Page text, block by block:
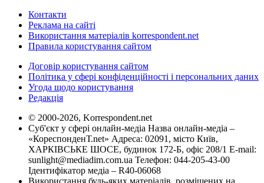
Контакти
Реклама на сайті
Використання матеріалів korrespondent.net
Правила користування сайтом
Договір користування сайтом
Політика у сфері конфіденційності і персональних даних
Угода щодо користування
Редакція
© 2000-2026, Korrespondent.net
Суб'єкт у сфері онлайн-медіа Назва онлайн-медіа –
«КореспонденТ.net» Адреса: 02091, місто Київ,
ХАРКІВСЬКЕ ШОСЕ, будинок 172-Б, офіс 208/1 E-mail:
sunlight@mediadim.com.ua Телефон: 044-205-43-00
Ідентифікатор медіа – R40-06068
Використання будь-яких матеріалів, розміщених на